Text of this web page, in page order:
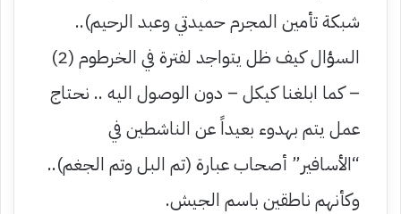
شبكة تأمين المجرم حميدتي وعبد الرحيم)..
السؤال كيف ظل يتواجد لفترة في الخرطوم (2)
– كما ابلغنا كيكل – دون الوصول اليه .. نحتاج
عمل يتم بهدوء بعيداً عن الناشطين في
“الأسافير” أصحاب عبارة (تم البل وتم الجغم)..
وكأنهم ناطقين باسم الجيش.